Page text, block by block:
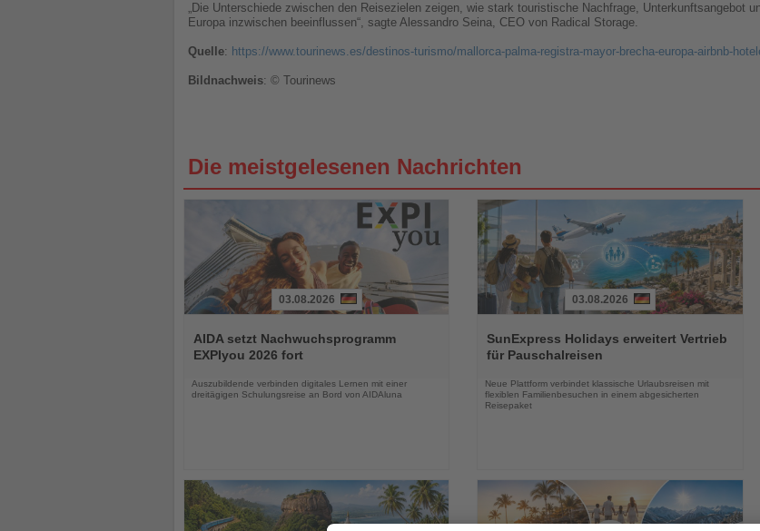
„Die Unterschiede zwischen den Reisezielen zeigen, wie stark touristische Nachfrage, Unterkunftsangebot
Europa inzwischen beeinflussen“, sagte Alessandro Seina, CEO von Radical Storage.
Quelle: https://www.tourinews.es/destinos-turismo/mallorca-palma-registra-mayor-brecha-europa-airbnb-
Bildnachweis: © Tourinews
Die meistgelesenen Nachrichten
Sie
die
Nachrichten
03.08.2026
AIDA setzt Nachwuchsprogramm
EXPIyou 2026 fort
Auszubildende verbinden digitales Lernen mit einer
dreitägigen Schulungsreise an Bord von AIDAluna
Sie
die
03.08.2026
SunExpress Holidays erweitert Vertrieb
für Pauschalreisen
Neue Plattform verbindet klassische Urlaubsreisen mit
flexiblen Familienbesuchen in einem abgesicherten
Reisepaket